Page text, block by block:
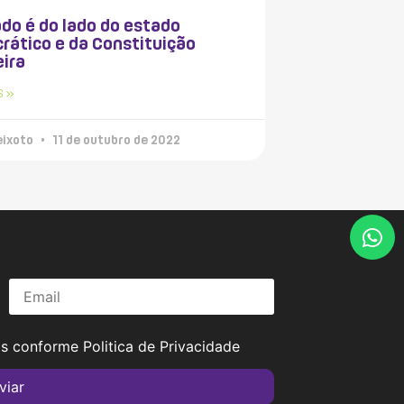
é do lado do estado
e da Constituição
»
11 de outubro de 2022
conforme Politica de Privacidade